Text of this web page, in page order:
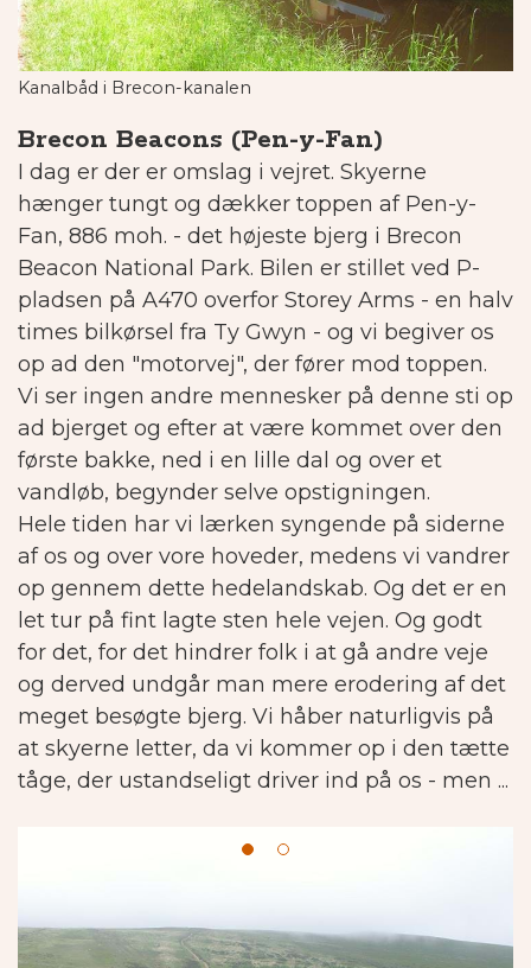
Kanalbåd i Brecon-kanalen
Brecon Beacons (Pen-y-Fan)
I dag er der er omslag i vejret. Skyerne
hænger tungt og dækker toppen af Pen-y-
Fan, 886 moh. - det højeste bjerg i Brecon
Beacon National Park. Bilen er stillet ved P-
pladsen på A470 overfor Storey Arms - en halv
times bilkørsel fra Ty Gwyn - og vi begiver os
op ad den "motorvej", der fører mod toppen.
Vi ser ingen andre mennesker på denne sti op
ad bjerget og efter at være kommet over den
første bakke, ned i en lille dal og over et
vandløb, begynder selve opstigningen.
Hele tiden har vi lærken syngende på siderne
af os og over vore hoveder, medens vi vandrer
op gennem dette hedelandskab. Og det er en
let tur på fint lagte sten hele vejen. Og godt
for det, for det hindrer folk i at gå andre veje
og derved undgår man mere erodering af det
meget besøgte bjerg. Vi håber naturligvis på
at skyerne letter, da vi kommer op i den tætte
tåge, der ustandseligt driver ind på os - men ...